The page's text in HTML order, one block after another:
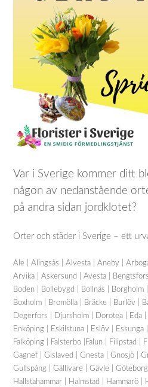
Var i Sverige kommer ditt
någon av nedanstående
på andra sidan jordklotet?
Orter och städer i Sverige – ett
Ale | Alingsås | Alvesta | Aneby |
Arvika | Askersund | Avesta |
Boden | Bollebygd | Bollnäs | Borgholm
Boxholm | Bromölla | Bräcke | Burlöv |
Degerfors | Djursholm | Dorotea | Eda |
Enköping | Eskilstuna | Eslöv | Essunga |
Falköping | Falsterbo |Falun | Filipstad |
Gagnef | Gislaved | Gnesta | Gnosjö |
Gullspång | Gällivare | Gävle |
Hallstahammar | Halmstad | Hammarö |